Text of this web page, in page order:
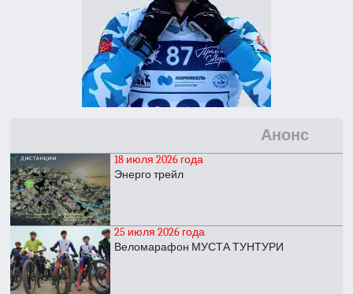
Анонс
18 июля 2026 года
Энерго трейл
25 июля 2026 года
Веломарафон МУСТА ТУНТУРИ